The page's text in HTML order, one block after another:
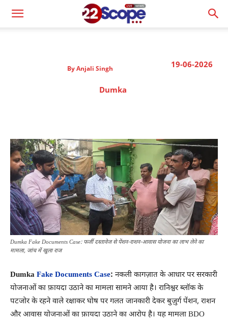
19-06-2026
By Anjali Singh
Dumka
Dumka Fake Documents Case: फर्जी दस्तावेज से पेंशन-राशन-आवास योजना का लाभ लेने का
मामला, जांच में खुला राज
Dumka Fake Documents Case: नकली कागज़ात के आधार पर सरकारी
योजनाओं का फ़ायदा उठाने का मामला सामने आया है। रानिश्वर ब्लॉक के
पटजोर के रहने वाले रक्षाकर घोष पर गलत जानकारी देकर बुज़ुर्ग पेंशन, राशन
और आवास योजनाओं का फ़ायदा उठाने का आरोप है। यह मामला BDO